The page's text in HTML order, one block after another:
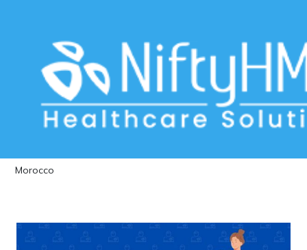
Veterinary Practice Management
Software Morocco
Morocco